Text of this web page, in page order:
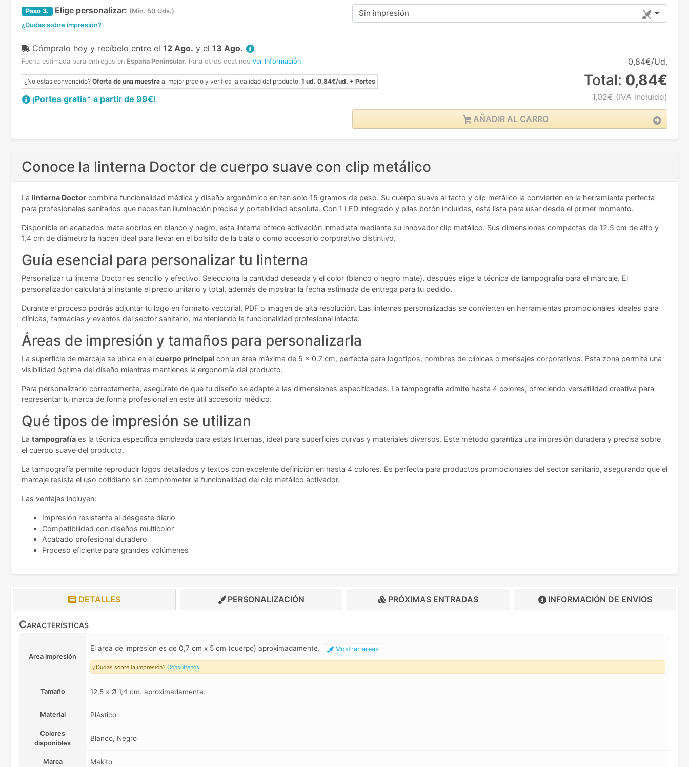
Paso 3. Elige personalizar: (Min. 50 Uds.)
¿Dudas sobre impresión?
Sin impresión
Cómpralo hoy y recíbelo entre el 12 Ago. y el 13 Ago.
Fecha estimada para entregas en España Peninsular. Para otros destinos Ver Información
¿No estas convencido? Oferta de una muestra al mejor precio y verifica la calidad del producto. 1 ud. 0,84€/ud. + Portes
¡Portes gratis* a partir de 99€!
0,84€/Ud.
Total: 0,84€
1,02€ (IVA incluido)
AÑADIR AL CARRO
Conoce la linterna Doctor de cuerpo suave con clip metálico
La linterna Doctor combina funcionalidad médica y diseño ergonómico en tan solo 15 gramos de peso. Su cuerpo suave al tacto y clip metálico la convierten en la herramienta perfecta
para profesionales sanitarios que necesitan iluminación precisa y portabilidad absoluta. Con 1 LED integrado y pilas botón incluidas, está lista para usar desde el primer momento.
Disponible en acabados mate sobrios en blanco y negro, esta linterna ofrece activación inmediata mediante su innovador clip metálico. Sus dimensiones compactas de 12.5 cm de alto y
1.4 cm de diámetro la hacen ideal para llevar en el bolsillo de la bata o como accesorio corporativo distintivo.
Guía esencial para personalizar tu linterna
Personalizar tu linterna Doctor es sencillo y efectivo. Selecciona la cantidad deseada y el color (blanco o negro mate), después elige la técnica de tampografía para el marcaje. El
personalizador calculará al instante el precio unitario y total, además de mostrar la fecha estimada de entrega para tu pedido.
Durante el proceso podrás adjuntar tu logo en formato vectorial, PDF o imagen de alta resolución. Las linternas personalizadas se convierten en herramientas promocionales ideales para
clínicas, farmacias y eventos del sector sanitario, manteniendo la funcionalidad profesional intacta.
Áreas de impresión y tamaños para personalizarla
La superficie de marcaje se ubica en el cuerpo principal con un área máxima de 5 x 0.7 cm, perfecta para logotipos, nombres de clínicas o mensajes corporativos. Esta zona permite una
visibilidad óptima del diseño mientras mantienes la ergonomía del producto.
Para personalizarlo correctamente, asegúrate de que tu diseño se adapte a las dimensiones especificadas. La tampografía admite hasta 4 colores, ofreciendo versatilidad creativa para
representar tu marca de forma profesional en este útil accesorio médico.
Qué tipos de impresión se utilizan
La tampografía es la técnica específica empleada para estas linternas, ideal para superficies curvas y materiales diversos. Este método garantiza una impresión duradera y precisa sobre
el cuerpo suave del producto.
La tampografía permite reproducir logos detallados y textos con excelente definición en hasta 4 colores. Es perfecta para productos promocionales del sector sanitario, asegurando que el
marcaje resista el uso cotidiano sin comprometer la funcionalidad del clip metálico activador.
Las ventajas incluyen:
Impresión resistente al desgaste diario
Compatibilidad con diseños multicolor
Acabado profesional duradero
Proceso eficiente para grandes volúmenes
DETALLES PERSONALIZACIÓN PRÓXIMAS ENTRADAS INFORMACIÓN DE ENVIOS
Características
Area impresión
El area de impresión es de 0,7 cm x 5 cm (cuerpo) aproximadamente. Mostrar areas
¿Dudas sobre la impresión? Consúltenos
Tamaño 12,5 x Ø 1,4 cm. aproximadamente.
Material Plástico
Colores
disponibles
Blanco, Negro
Marca Makito